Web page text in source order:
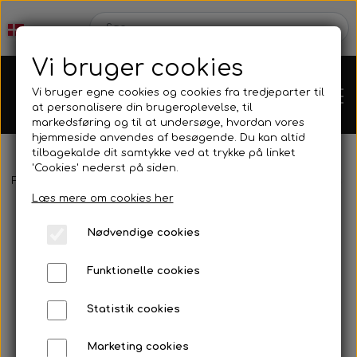
Karts
Mini kart
Motor
Forside
Vi bruger cookies
Vi bruger egne cookies og cookies fra tredjeparter til
at personalisere din brugeroplevelse, til
markedsføring og til at undersøge, hvordan vores
hjemmeside anvendes af besøgende. Du kan altid
tilbagekalde dit samtykke ved at trykke på linket
'Cookies' nederst på siden.
Læs mere om cookies her
Nødvendige cookies
Funktionelle cookies
Statistik cookies
Marketing cookies